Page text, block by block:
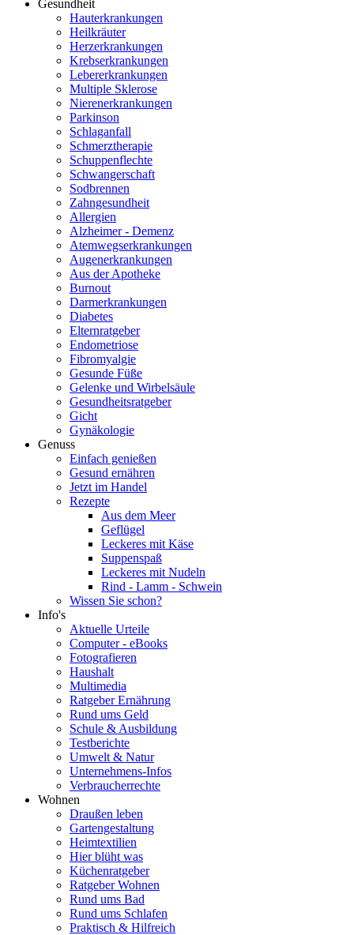
Gesundheit
Hauterkrankungen
Heilkräuter
Herzerkrankungen
Krebserkrankungen
Lebererkrankungen
Multiple Sklerose
Nierenerkrankungen
Parkinson
Schlaganfall
Schmerztherapie
Schuppenflechte
Schwangerschaft
Sodbrennen
Zahngesundheit
Allergien
Alzheimer - Demenz
Atemwegserkrankungen
Augenerkrankungen
Aus der Apotheke
Burnout
Darmerkrankungen
Diabetes
Elternratgeber
Endometriose
Fibromyalgie
Gesunde Füße
Gelenke und Wirbelsäule
Gesundheitsratgeber
Gicht
Gynäkologie
Genuss
Einfach genießen
Gesund ernähren
Jetzt im Handel
Rezepte
Aus dem Meer
Geflügel
Leckeres mit Käse
Suppenspaß
Leckeres mit Nudeln
Rind - Lamm - Schwein
Wissen Sie schon?
Info's
Aktuelle Urteile
Computer - eBooks
Fotografieren
Haushalt
Multimedia
Ratgeber Ernährung
Rund ums Geld
Schule & Ausbildung
Testberichte
Umwelt & Natur
Unternehmens-Infos
Verbraucherrechte
Wohnen
Draußen leben
Gartengestaltung
Heimtextilien
Hier blüht was
Küchenratgeber
Ratgeber Wohnen
Rund ums Bad
Rund ums Schlafen
Praktisch & Hilfreich